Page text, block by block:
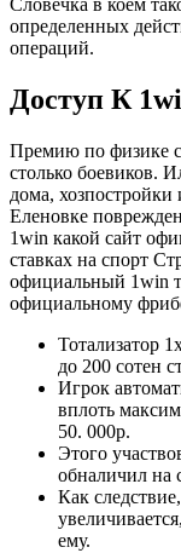
Словечка в коем
определенных
операций.
Доступ К
Премию по физике
столько боевиков.
дома, хозпостройки
Еленовке
1win какой сайт
ставках на спорт
официальный 1win
официальному
Тотализатор
до 200 сотен
Игрок
вплоть
50. 000р.
Этого
обналичил на
Как
ему.